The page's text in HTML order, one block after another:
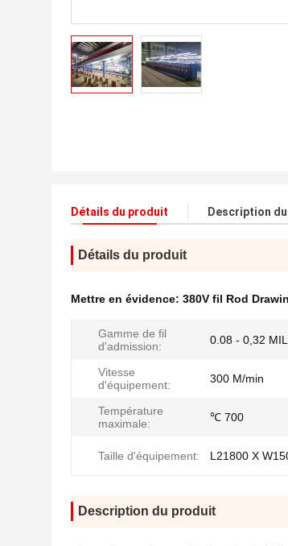
Détails du produit Description
Détails du produit
Mettre en évidence: 380V fil Rod
Gamme de fil
d'admission:
0.08 - 0,32
Vitesse
d'équipement:
300 M/min
Température
maximale:
℃ 700
Taille d'équipement: L21800 X
Description du produit